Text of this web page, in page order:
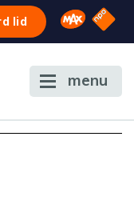
lid Omroep
NPO
menu
moment niet
op met onze